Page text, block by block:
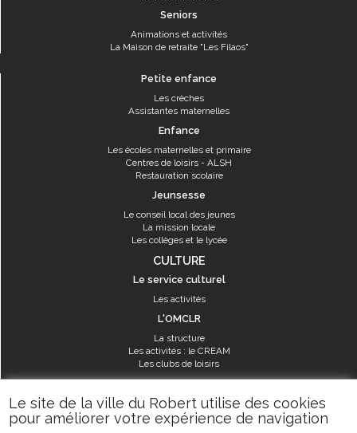
Le site de la ville du Robert utilise des cookies
pour améliorer votre expérience de navigation
Seniors
Animations et activités
La Maison de retraite "Les Filaos"
Petite enfance
Les crèches
Assistantes maternelles
Enfance
Les écoles maternelles et primaire
Centres de loisirs - ALSH
Restauration scolaire
Jeunsesse
Le conseil local des jeunes
La mission locale
Les collèges et le lycée
CULTURE
Le service culturel
Les activités
L'OMCLR
La structure
Les activités : le CREAM
Les clubs de loisirs
SPORT
Les équipements sportifs
Les aménagements municipaux